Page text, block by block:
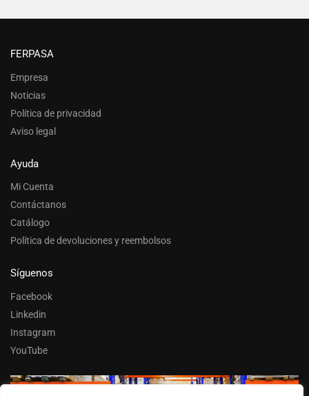
FERPASA
Empresa
Noticias
Política de privacidad
Aviso legal
Ayuda
Mi Cuenta
Contáctanos
Catálogo
Política de devoluciones y reembolsos
Síguenos
Facebook
Linkedin
Instagram
YouTube